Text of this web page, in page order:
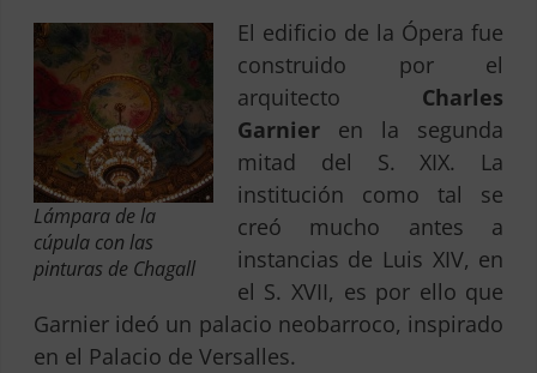
Lámpara de la
cúpula con las
pinturas de Chagall
El edificio de la Ópera fue
construido por el
arquitecto Charles
Garnieren la segunda
mitad del S. XIX. La
institución como tal se
creó mucho antes a
instancias de Luis XIV, en
el S. XVII, es por ello que
Garnier ideó un palacio neobarroco, inspirado
en el Palacio de Versalles.